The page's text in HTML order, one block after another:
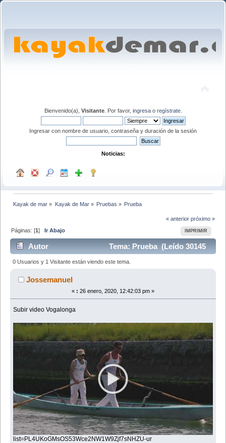
Bienvenido(a), Visitante. Por favor, ingresao regístrate.
Ingresar con nombre de usuario, contraseña y duración de la sesión
Noticias:
Kayak de mar » Kayak de Mar» Pruebas » Prueba
« anterior próximo »
IMPRIMIR
Páginas: [1]Ir Abajo
Autor
Tema: Prueba (Leído 30145
veces)
0 Usuarios y 1 Visitante están viendo este tema.
Jossemanuel
« : 26 enero, 2020, 12:42:03 pm »
Subir video Vogalonga
list=PL4UKoGMsOS53Wce2NW1W9Zjf7sNHZU-ur